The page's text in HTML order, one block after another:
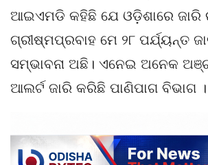
ଆଇଏମଡି କହିଛି ଯେ ଓଡ଼ିଶାରେ ଜାରି
ଗ୍ରୀଷ୍ମପ୍ରବାହ ମେ ୨୮ ପର୍ଯ୍ୟନ୍ତ
ସମ୍ଭାବନା ଅଛି। ଏନେଇ ଅନେକ
ଆଲର୍ଟ ଜାରି କରିଛି ପାଣିପାଗ ବିଭାଗ ।